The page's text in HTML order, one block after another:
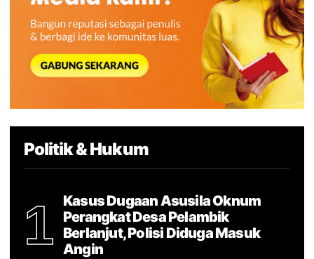
Politik & Hukum
1
Kasus Dugaan Asusila Oknum
Perangkat Desa Pelambik
Berlanjut, Polisi Diduga Masuk
Angin